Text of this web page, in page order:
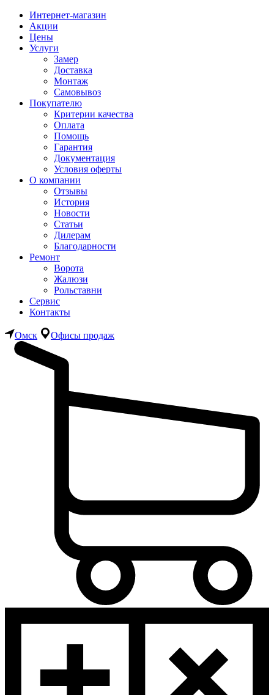
Интернет-магазин
Акции
Цены
Услуги
Замер
Доставка
Монтаж
Самовывоз
Покупателю
Критерии качества
Оплата
Помощь
Гарантия
Документация
Условия оферты
О компании
Отзывы
История
Новости
Статьи
Дилерам
Благодарности
Ремонт
Ворота
Жалюзи
Рольставни
Сервис
Контакты
Омск Офисы продаж